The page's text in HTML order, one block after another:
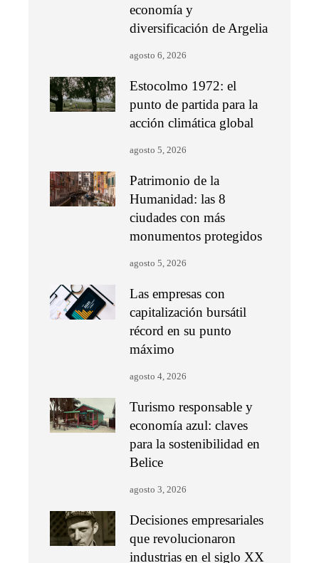
economía y
diversificación de Argelia
agosto 6, 2026
Estocolmo 1972: el
punto de partida para la
acción climática global
agosto 5, 2026
Patrimonio de la
Humanidad: las 8
ciudades con más
monumentos protegidos
agosto 5, 2026
Las empresas con
capitalización bursátil
récord en su punto
máximo
agosto 4, 2026
Turismo responsable y
economía azul: claves
para la sostenibilidad en
Belice
agosto 3, 2026
Decisiones empresariales
que revolucionaron
industrias en el siglo XX